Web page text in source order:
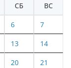
СБ ВС
6 7
13 14
20 21